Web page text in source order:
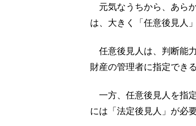
元気なうちから、あら
は、大きく「任意後見人
任意後見人は、判断能
財産の管理者に指定できる
一方、任意後見人を指
には「法定後見人」が必